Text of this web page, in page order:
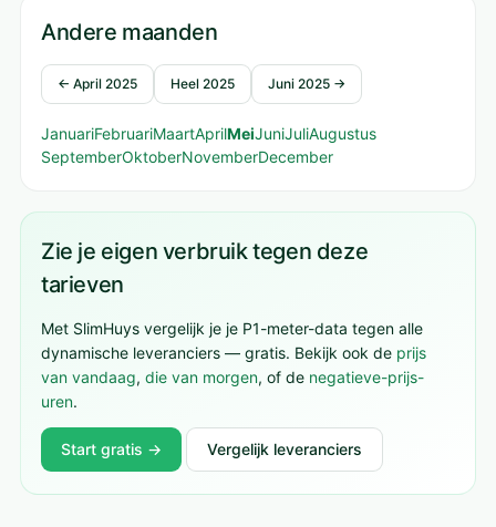
Andere maanden
← April 2025 Heel 2025 Juni 2025 →
JanuariFebruariMaartAprilMeiJuniJuliAugustus
SeptemberOktoberNovemberDecember
Zie je eigen verbruik tegen deze
tarieven
Met SlimHuys vergelijk je je P1-meter-data tegen alle
dynamische leveranciers — gratis. Bekijk ook de prijs
van vandaag, die van morgen, of de negatieve-prijs-
uren.
Start gratis → Vergelijk leveranciers